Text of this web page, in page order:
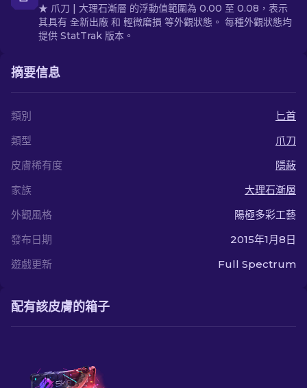
★ 爪刀 | 大理石漸層 的浮動值範圍為 0.00 至 0.08，表示
其具有 全新出廠 和 輕微磨損 等外觀狀態。 每種外觀狀態均
提供 StatTrak 版本。
摘要信息
類別
匕首
類型
爪刀
皮膚稀有度
隱蔽
家族
大理石漸層
外觀風格
陽極多彩工藝
發布日期
2015年1月8日
遊戲更新
Full Spectrum
配有該皮膚的箱子